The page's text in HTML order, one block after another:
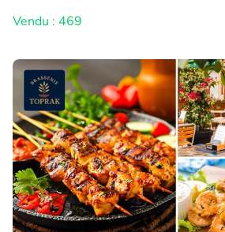
Vendu : 469